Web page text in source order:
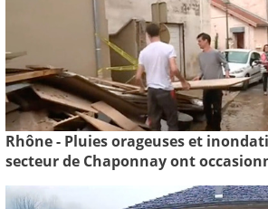
Rhône - Pluies orageuses et
secteur de Chaponnay ont